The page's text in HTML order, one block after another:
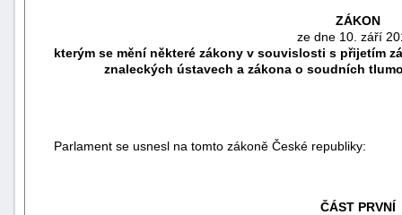
ZÁKON
ze dne 10. září
kterým se mění některé zákony v souvislosti s přijetím
znaleckých ústavech a zákona o soudních
Parlament se usnesl na tomto zákoně České republiky:
ČÁST PRVNÍ